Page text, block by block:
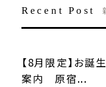
Recent Post
【8月限定】お誕
案内 原宿...